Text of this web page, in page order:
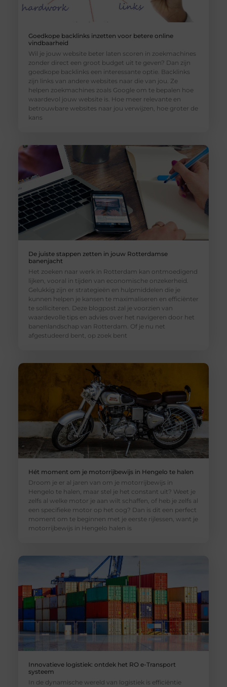
Goedkope backlinks inzetten voor betere online
vindbaarheid
Wil je jouw website beter laten scoren in zoekmachines
zonder direct een groot budget uit te geven? Dan zijn
goedkope backlinks een interessante optie. Backlinks
zijn links van andere websites naar die van jou. Ze
helpen zoekmachines zoals Google om te bepalen hoe
waardevol jouw website is. Hoe meer relevante en
betrouwbare websites naar jou verwijzen, hoe groter de
kans
De juiste stappen zetten in jouw Rotterdamse
banenjacht
Het zoeken naar werk in Rotterdam kan ontmoedigend
lijken, vooral in tijden van economische onzekerheid.
Gelukkig zijn er strategieën en hulpmiddelen die je
kunnen helpen je kansen te maximaliseren en efficiënter
te solliciteren. Deze blogpost zal je voorzien van
waardevolle tips en advies over het navigeren door het
banenlandschap van Rotterdam. Of je nu net
afgestudeerd bent, op zoek bent
Hét moment om je motorrijbewijs in Hengelo te halen
Droom je er al jaren van om je motorrijbewijs in
Hengelo te halen, maar stel je het constant uit? Weet je
zelfs al welke motor je aan wilt schaffen, of heb je zelfs al
een specifieke motor op het oog? Dan is dit een perfect
moment om te beginnen met je eerste rijlessen, want je
motorrijbewijs in Hengelo halen is
Innovatieve logistiek: ontdek het RO e-Transport
systeem
In de dynamische wereld van logistiek is efficiëntie